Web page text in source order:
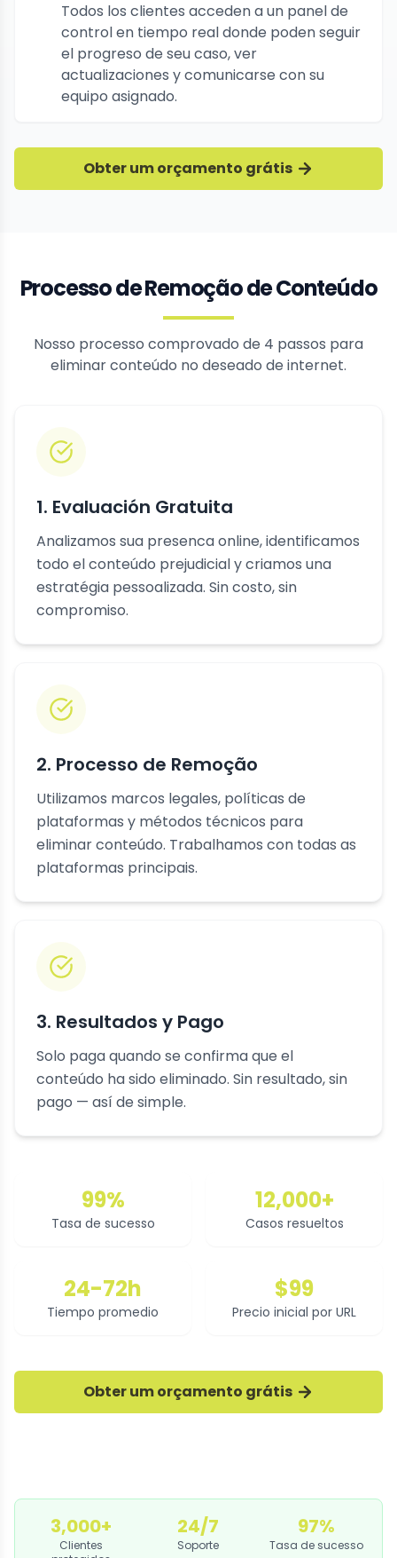
Todos los clientes acceden a un panel de
control en tiempo real donde poden seguir
el progreso de seu caso, ver
actualizaciones y comunicarse con su
equipo asignado.
Obter um orçamento grátis
Processo de Remoção de Conteúdo
Nosso processo comprovado de 4 passos para
eliminar conteúdo no deseado de internet.
1. Evaluación Gratuita
Analizamos sua presenca online, identificamos
todo el conteúdo prejudicial y criamos una
estratégia pessoalizada. Sin costo, sin
compromiso.
2. Processo de Remoção
Utilizamos marcos legales, políticas de
plataformas y métodos técnicos para
eliminar conteúdo. Trabalhamos con todas as
plataformas principais.
3. Resultados y Pago
Solo paga quando se confirma que el
conteúdo ha sido eliminado. Sin resultado, sin
pago — así de simple.
99%
Tasa de sucesso
12,000+
Casos resueltos
24-72h
Tiempo promedio
$99
Precio inicial por URL
Obter um orçamento grátis
3,000+
Clientes
24/7
Soporte
97%
Tasa de sucesso